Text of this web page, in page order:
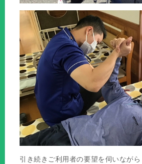
引き続きご利用者の要望を伺いなが